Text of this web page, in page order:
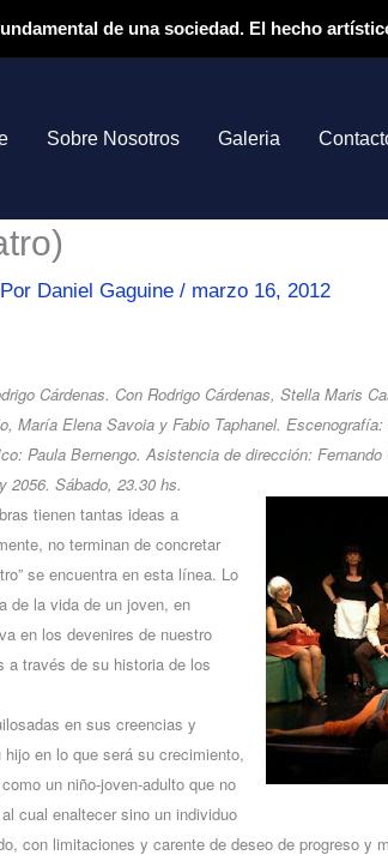
de una sociedad. El hecho
Sobre Nosotros Galeria
Daniel Gaguine / marzo 16, 2012
Cárdenas. Con Rodrigo Cárdenas, Stella Maris
María Elena Savoia y Fabio Taphanel.
Paula Bernengo. Asistencia de dirección: Fernando
2056. Sábado, 23.30 hs.
tienen tantas ideas a
no terminan de concretar
se encuentra en esta línea. Lo
de la vida de un joven, en
en los devenires de nuestro
través de su historia de los
en sus creencias y
en lo que será su crecimiento,
un niño-joven-adulto que no
cual enaltecer sino un individuo
con limitaciones y carente de deseo de progreso y